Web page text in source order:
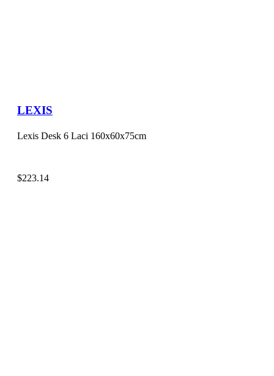
LEXIS
Lexis Desk 6 Laci 160x60x75cm
$223.14